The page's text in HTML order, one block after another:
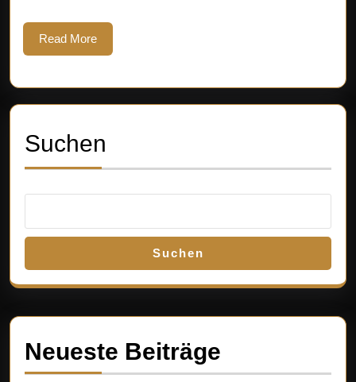
Read MoreRead
More
Suchen
Suchen
Neueste Beiträge